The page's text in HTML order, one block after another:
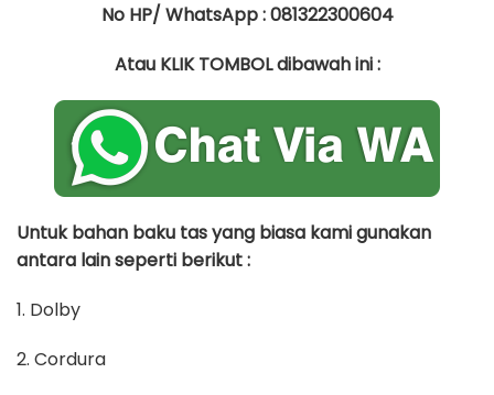
No HP/ WhatsApp : 081322300604
Atau KLIK TOMBOL dibawah ini :
Untuk bahan baku tas yang biasa kami gunakan
antara lain seperti berikut :
1. Dolby
2. Cordura